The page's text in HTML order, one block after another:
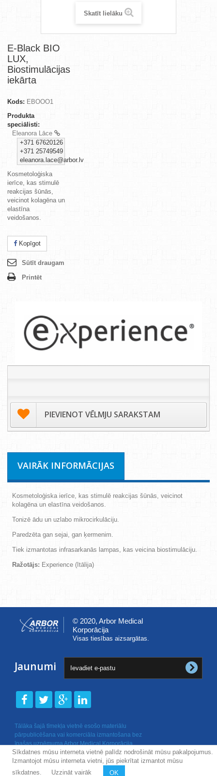
Skatīt lielāku
E-Black BIO
LUX,
Biostimulācijas
iekārta
Kods: EBOOO1
Produkta
speciālisti:
Eleanora Lāce
+371 67620126
+371 25749549
eleanora.lace@arbor.lv
Kosmetoloģiska
ierīce, kas stimulē
reakcijas šūnās,
veicinot kolagēna un
elastīna
veidošanos.
Kopīgot
Sūtīt draugam
Printēt
PIEVIENOT VĒLMJU SARAKSTAM
VAIRĀK INFORMĀCIJAS
Kosmetoloģiska ierīce, kas stimulē reakcijas šūnās, veicinot
kolagēna un elastīna veidošanos.
Tonizē ādu un uzlabo mikrocirkulāciju.
Paredzēta gan sejai, gan ķermenim.
Tiek izmantotas infrasarkanās lampas, kas veicina biostimulāciju.
Ražotājs: Experience (Itālija)
© 2020, Arbor Medical
Korporācija
Visas tiesības aizsargātas.
Jaunumi
Sīkdatnes mūsu interneta vietnē palīdz nodrošināt mūsu pakalpojumus.
Izmantojot mūsu interneta vietni, jūs piekrītat izmantot mūsu
sīkdatnes. Uzzināt vairāk OK
Tālāka šajā tīmekļa vietnē esošo materiālu
pārpublicēšana vai komerciāla izmantošana bez
īpašas uzņēmuma Arbor Medical Korporācija
rakstiskas atļaujas nav atļauta.